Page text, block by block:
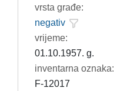
vrsta građe:
negativ
vrijeme:
01.10.1957. g.
inventarna oznaka:
F-12017